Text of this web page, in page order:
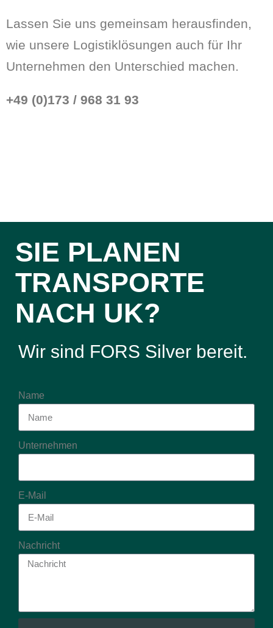
Lassen Sie uns gemeinsam herausfinden,
wie unsere Logistiklösungen auch für Ihr
Unternehmen den Unterschied machen.
+49 (0)173 / 968 31 93
SIE PLANEN
TRANSPORTE
NACH UK?
Wir sind FORS Silver bereit.
Name
Unternehmen
E-Mail
Nachricht